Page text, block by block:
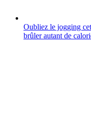
Oubliez le jogging
brûler autant de